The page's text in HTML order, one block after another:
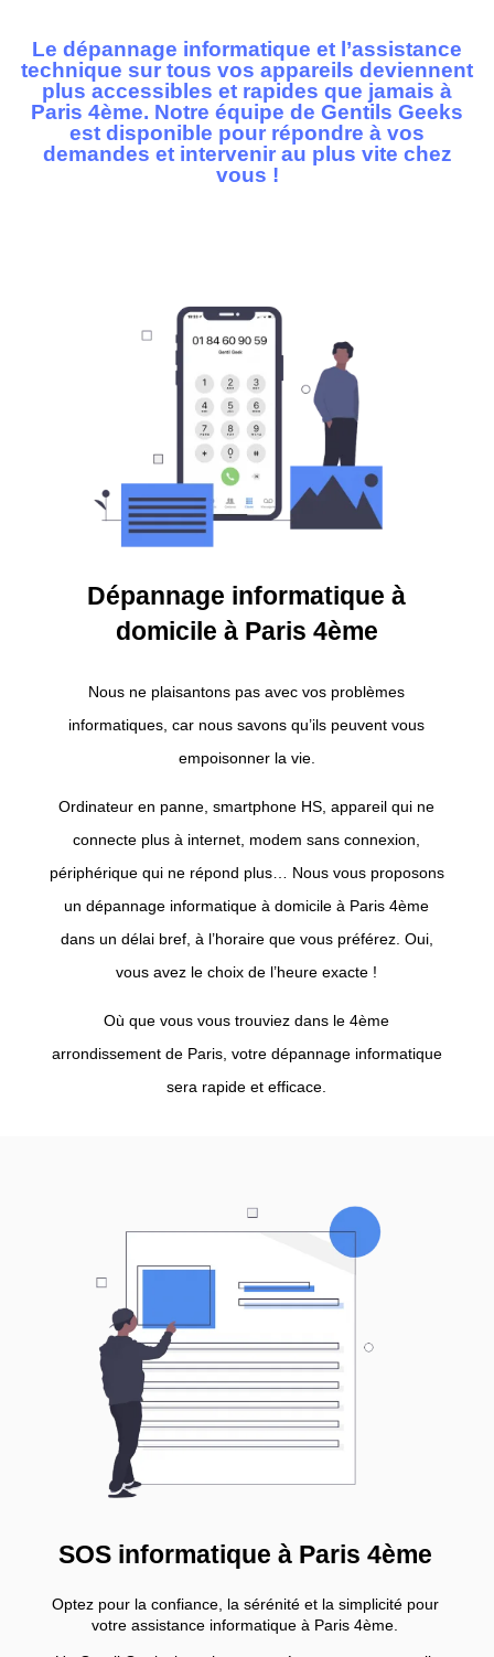
Le dépannage informatique et l’assistance
technique sur tous vos appareils deviennent
plus accessibles et rapides que jamais à
Paris 4ème. Notre équipe de Gentils Geeks
est disponible pour répondre à vos
demandes et intervenir au plus vite chez
vous !
Dépannage informatique à
domicile à Paris 4ème
Nous ne plaisantons pas avec vos problèmes
informatiques, car nous savons qu’ils peuvent vous
empoisonner la vie.
Ordinateur en panne, smartphone HS, appareil qui ne
connecte plus à internet, modem sans connexion,
périphérique qui ne répond plus… Nous vous proposons
un dépannage informatique à domicile à Paris 4ème
dans un délai bref, à l’horaire que vous préférez. Oui,
vous avez le choix de l’heure exacte !
Où que vous vous trouviez dans le 4ème
arrondissement de Paris, votre dépannage informatique
sera rapide et efficace.
SOS informatique à Paris 4ème
Optez pour la confiance, la sérénité et la simplicité pour
votre assistance informatique à Paris 4ème.